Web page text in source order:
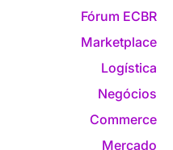
Fórum ECBR
Marketplace
Logística
Negócios
Commerce
Mercado